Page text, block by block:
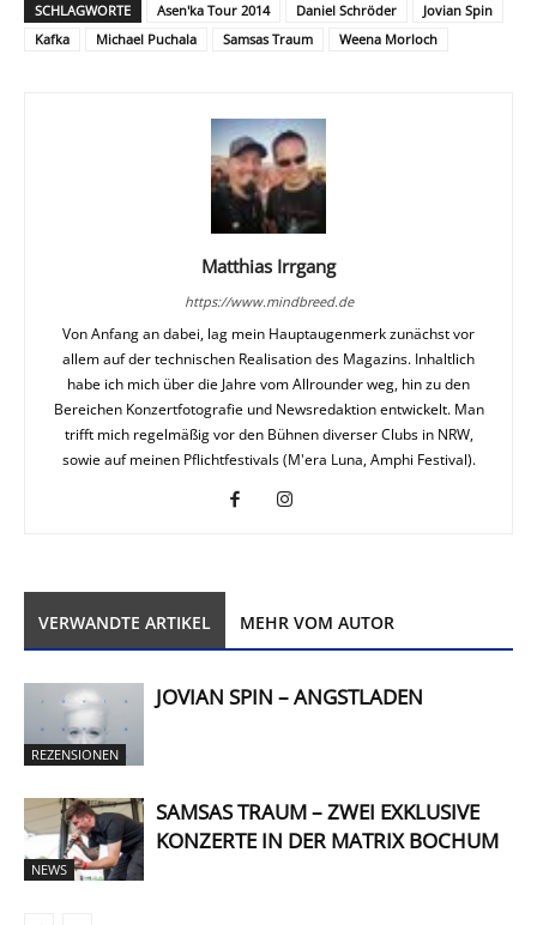
SCHLAGWORTE Asen'ka Tour 2014 Daniel Schröder
Jovian Spin
Kafka
Michael Puchala Samsas Traum Weena Morloch
Matthias Irrgang
https://www.mindbreed.de
Von Anfang an dabei, lag mein Hauptaugenmerk zunächst vor
allem auf der technischen Realisation des Magazins. Inhaltlich
habe ich mich über die Jahre vom Allrounder weg, hin zu den
Bereichen Konzertfotografie und Newsredaktion entwickelt. Man
trifft mich regelmäßig vor den Bühnen diverser Clubs in NRW,
sowie auf meinen Pflichtfestivals (M'era Luna, Amphi Festival).
VERWANDTE ARTIKEL MEHR VOM AUTOR
REZENSIONEN
JOVIAN SPIN – ANGSTLADEN
NEWS
SAMSAS TRAUM – ZWEI EXKLUSIVE
KONZERTE IN DER MATRIX BOCHUM